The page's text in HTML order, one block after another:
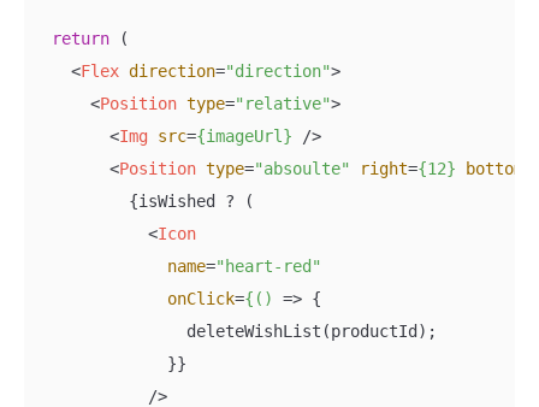
return (
<Flex direction="direction">
<Position type="relative">
<Img src={imageUrl} />
<Position type="absoulte" right={12} bottom
          {isWished ? (
<Icon
name="heart-red"
onClick={() => {
                deleteWishList(productId);
              }}
            />